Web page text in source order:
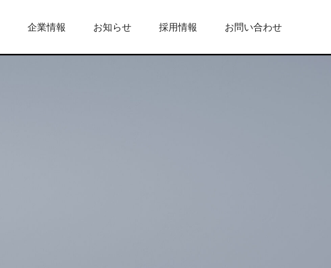
企業情報 お知らせ 採用情報 お問い合わせ